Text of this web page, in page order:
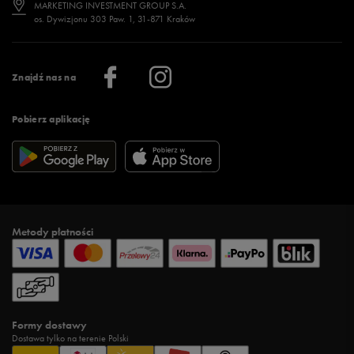
Znajdź nas na
Pobierz aplikację
Regulamin sklepu 50 style
Regulamin aplikacji 50 style
Więcej regulaminów >
Więcej >
Klub 50 style
Praca
Informacje o firmie
MARKETING INVESTMENT GROUP S.A.
os. Dywizjonu 303 Paw. 1, 31-871 Kraków
Metody płatności
Formy dostawy
Dostawa tylko na terenie Polski